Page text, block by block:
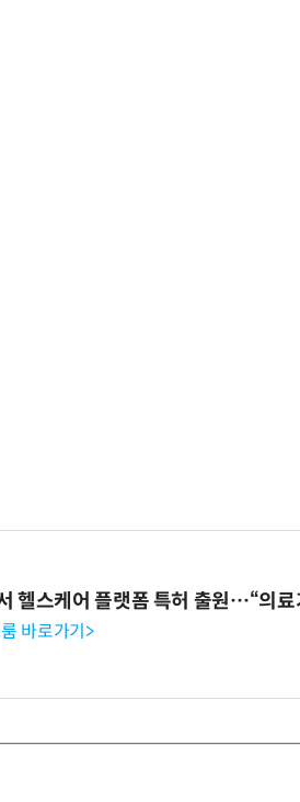
헬스케어 플랫폼 특허 출원…“의
바로가기>